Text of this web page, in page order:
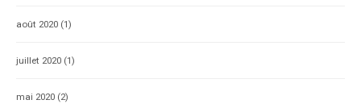
août 2020 (1)
juillet 2020 (1)
mai 2020 (2)